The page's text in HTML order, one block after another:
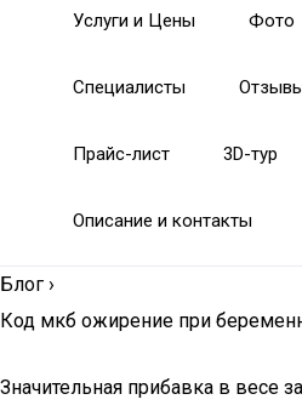
Услуги и Цены Фото
Специалисты
Прайс-лист 3D-тур
Описание и контакты
Блог ›
Код мкб ожирение при
Значительная прибавка в весе